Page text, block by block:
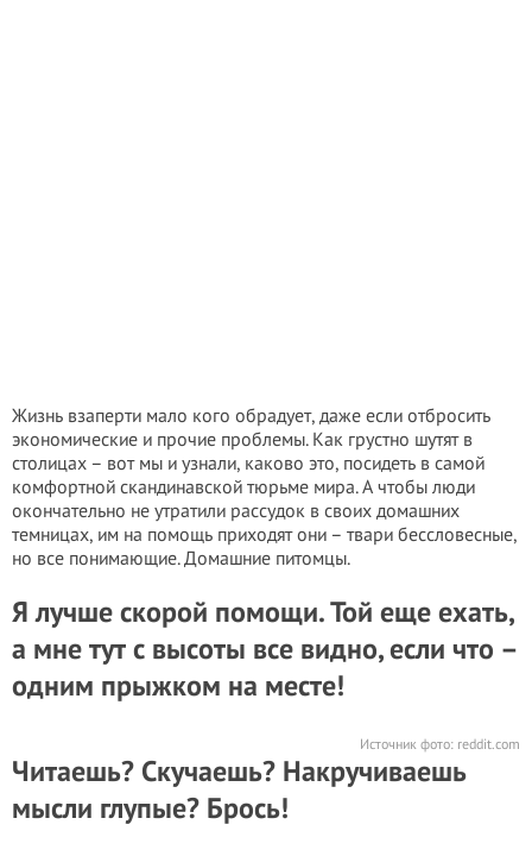
Жизнь взаперти мало кого обрадует, даже если отбросить
экономические и прочие проблемы. Как грустно шутят в
столицах – вот мы и узнали, каково это, посидеть в самой
комфортной скандинавской тюрьме мира. А чтобы люди
окончательно не утратили рассудок в своих домашних
темницах, им на помощь приходят они – твари бессловесные,
но все понимающие. Домашние питомцы.
Я лучше скорой помощи. Той еще ехать,
а мне тут с высоты все видно, если что –
одним прыжком на месте!
Источник фото: reddit.com
Читаешь? Скучаешь? Накручиваешь
мысли глупые? Брось!